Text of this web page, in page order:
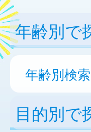
年齢別で
年齢別検索
目的別で